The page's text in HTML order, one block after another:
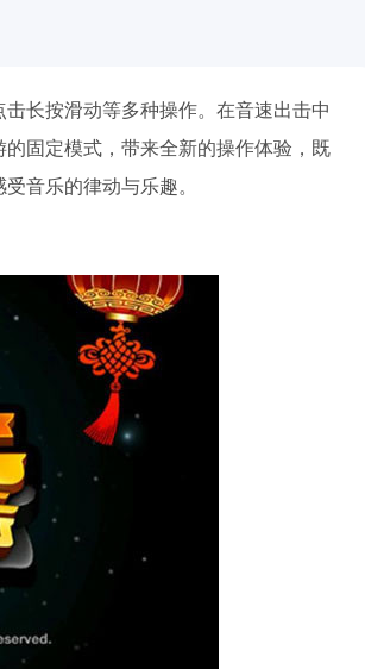
长按滑动等多种操作。在音速出击中
固定模式，带来全新的操作体验，既
音乐的律动与乐趣。